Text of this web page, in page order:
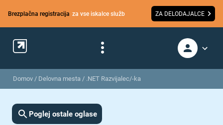
Brezplačna registracija za vse iskalce služb ZA DELODAJALCE
Domov / Delovna mesta / .NET Razvijalec/-ka
Poglej ostale oglase